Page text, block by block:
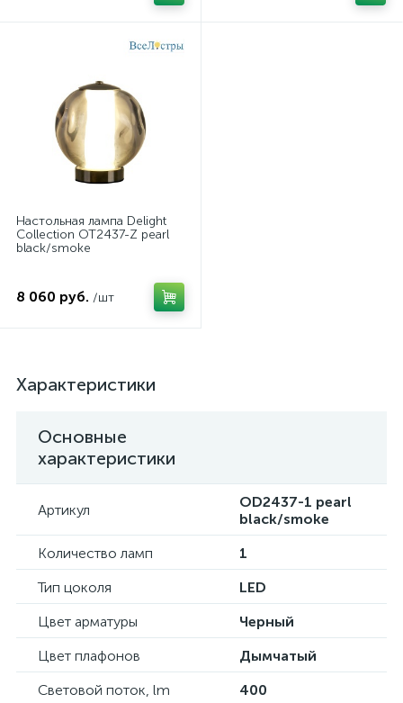
Настольная лампа Delight
Collection OT2437-Z pearl
black/smoke
8 060 руб. /шт
Характеристики
Основные
характеристики
Артикул
OD2437-1 pearl
black/smoke
Количество ламп
1
Тип цоколя
LED
Цвет арматуры
Черный
Цвет плафонов
Дымчатый
Световой поток, lm
400